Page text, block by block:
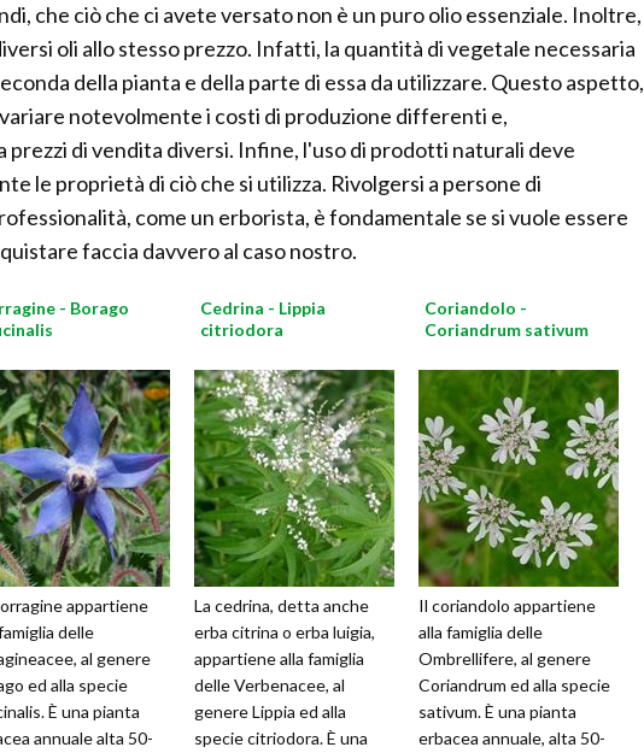
che ciò che ci avete versato non è un puro olio essenziale. Inoltre,
oli allo stesso prezzo. Infatti, la quantità di vegetale necessaria
della pianta e della parte di essa da utilizzare. Questo aspetto,
notevolmente i costi di produzione differenti e,
di vendita diversi. Infine, l'uso di prodotti naturali deve
le proprietà di ciò che si utilizza. Rivolgersi a persone di
come un erborista, è fondamentale se si vuole essere
faccia davvero al caso nostro.
- Borago
appartiene
delle
al genere
ed alla specie
È una pianta
annuale alta 50-
Cedrina - Lippia
citriodora
La cedrina, detta anche
erba citrina o erba luigia,
appartiene alla famiglia
delle Verbenacee, al
genere Lippia ed alla
specie citriodora. È una
Coriandolo -
Coriandrum sativum
Il coriandolo appartiene
alla famiglia delle
Ombrellifere, al genere
Coriandrum ed alla specie
sativum. È una pianta
erbacea annuale, alta 50-